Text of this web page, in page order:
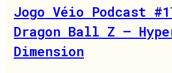
Jogo Véio Podcast
Dragon Ball Z –
Dimension